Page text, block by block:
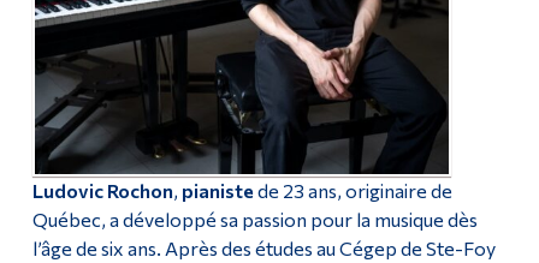
Ludovic Rochon, pianistede 23 ans, originaire de
Québec, a développé sa passion pour la musique dès
l’âge de six ans. Après des études au Cégep de Ste-Foy